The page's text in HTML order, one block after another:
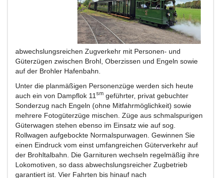
abwechslungsreichen Zugverkehr mit Personen- und
Güterzügen zwischen Brohl, Oberzissen und Engeln sowie
auf der Brohler Hafenbahn.
Unter die planmäßigen Personenzüge werden sich heute
auch ein von Dampflok 11 sm geführter, privat gebuchter
Sonderzug nach Engeln (ohne Mitfahrmöglichkeit) sowie
mehrere Fotogüterzüge mischen. Züge aus schmalspurigen
Güterwagen stehen ebenso im Einsatz wie auf sog.
Rollwagen aufgebockte Normalspurwagen. Gewinnen Sie
einen Eindruck vom einst umfangreichen Güterverkehr auf
der Brohltalbahn. Die Garnituren wechseln regelmäßig ihre
Lokomotiven, so dass abwechslungsreicher Zugbetrieb
garantiert ist. Vier Fahrten bis hinauf nach